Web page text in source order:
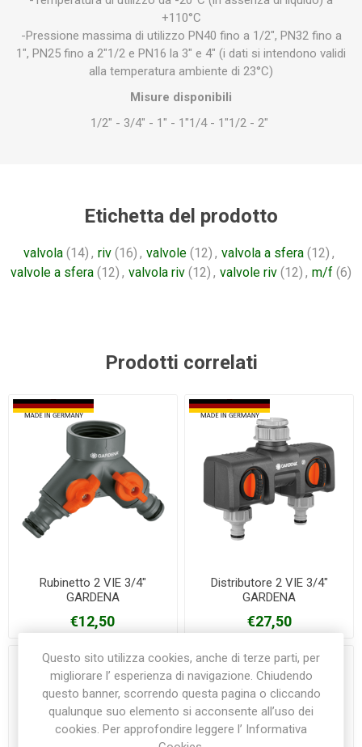
+110°C
-Pressione massima di utilizzo PN40 fino a 1/2", PN32 fino a
1", PN25 fino a 2"1/2 e PN16 la 3" e 4" (i dati si intendono validi
alla temperatura ambiente di 23°C)
Misure disponibili
1/2" - 3/4" - 1" - 1"1/4 - 1"1/2 - 2"
Etichetta del prodotto
valvola (14) , riv (16) , valvole (12) , valvola a sfera (12) ,
valvole a sfera (12) , valvola riv (12) , valvole riv (12) , m/f (6)
Prodotti correlati
Rubinetto 2 VIE 3/4"
GARDENA
€12,50
Distributore 2 VIE 3/4"
GARDENA
€27,50
Questo sito utilizza cookies, anche di terze parti, per
migliorare l’ esperienza di navigazione. Chiudendo
questo banner, scorrendo questa pagina o cliccando
qualunque suo elemento si acconsente all’uso dei
cookies. Per approfondire leggere l’ Informativa